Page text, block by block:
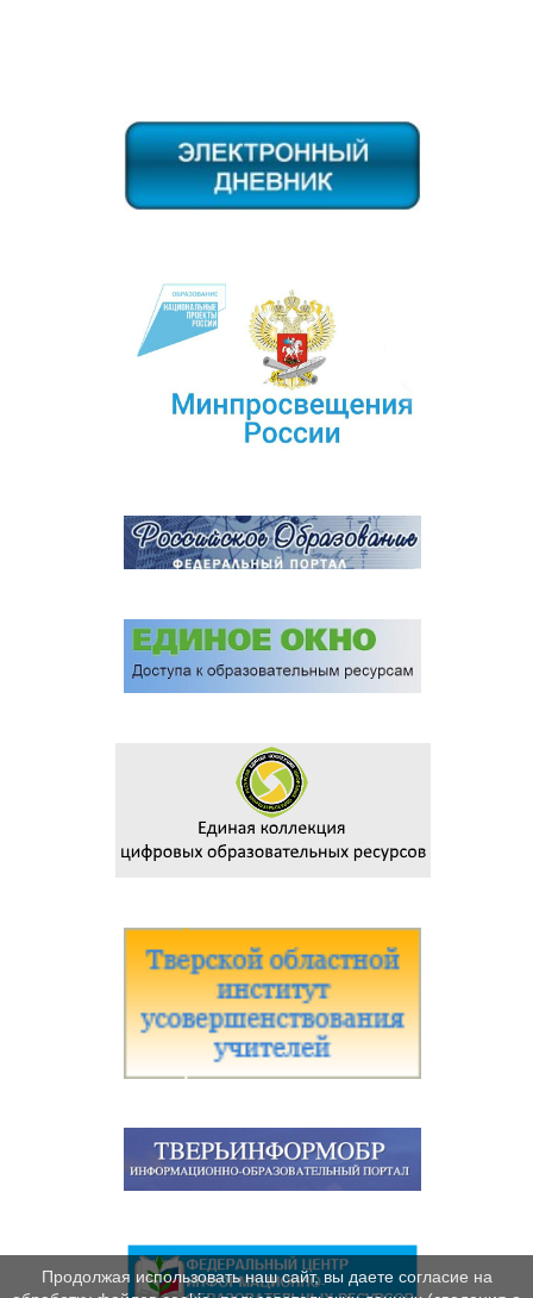
Продолжая использовать наш сайт, вы даете согласие на